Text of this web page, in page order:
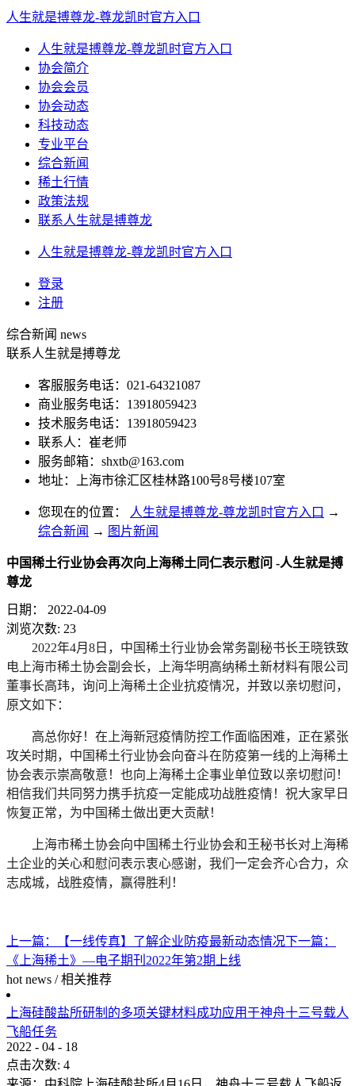
人生就是搏尊龙-尊龙凯时官方入口
人生就是搏尊龙-尊龙凯时官方入口
协会简介
协会会员
协会动态
科技动态
专业平台
综合新闻
稀土行情
政策法规
联系人生就是搏尊龙
人生就是搏尊龙-尊龙凯时官方入口
登录
注册
综合新闻 news
联系人生就是搏尊龙
客服服务电话：021-64321087
商业服务电话：13918059423
技术服务电话：13918059423
联系人：崔老师
服务邮箱： shxtb@163.com
地址：上海市徐汇区桂林路100号8号楼107室
您现在的位置： 人生就是搏尊龙-尊龙凯时官方入口 →
综合新闻 → 图片新闻
中国稀土行业协会再次向上海稀土同仁表示慰问 -人生就是搏
尊龙
日期：
2022-04-09
浏览次数: 23
2022年4月8日，中国稀土行业协会常务副秘书长王晓铁致
电上海市稀土协会副会长，上海华明高纳稀土新材料有限公司
董事长高玮，询问上海稀土企业抗疫情况，并致以亲切慰问，
原文如下：
高总你好！在上海新冠疫情防控工作面临困难，正在紧张
攻关时期，中国稀土行业协会向奋斗在防疫第一线的上海稀土
协会表示崇高敬意！也向上海稀土企事业单位致以亲切慰问！
相信我们共同努力携手抗疫一定能成功战胜疫情！祝大家早日
恢复正常，为中国稀土做出更大贡献！
上海市稀土协会向中国稀土行业协会和王秘书长对上海稀
土企业的关心和慰问表示衷心感谢，我们一定会齐心合力，众
志成城，战胜疫情，赢得胜利！
上一篇： 【一线传真】了解企业防疫最新动态情况下一篇：
《上海稀土》—电子期刊2022年第2期上线
hot news / 相关推荐
上海硅酸盐所研制的多项关键材料成功应用于神舟十三号载人
飞船任务
2022 - 04 - 18
点击次数: 4